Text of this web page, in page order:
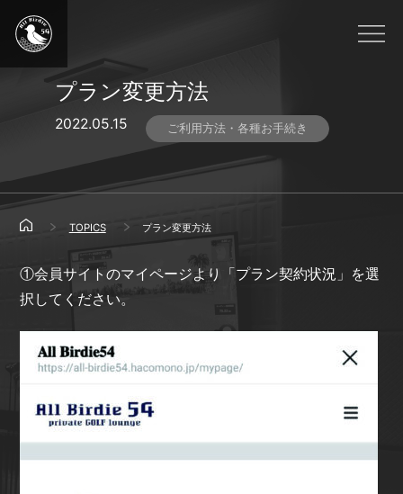
プラン変更方法
2022.05.15 ご利用方法・各種お手続き
TOPICS プラン変更方法
①会員サイトのマイページより「プラン契約状況」を選
択してください。